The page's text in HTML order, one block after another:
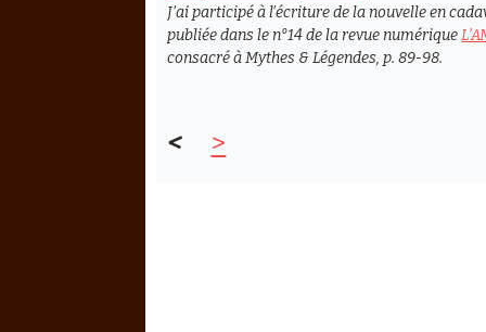
J’ai participé à l’écriture de la nouvelle en
publiée dans le n°14 de la revue numérique
consacré àMythes & Légendes, p. 89-98.
< >